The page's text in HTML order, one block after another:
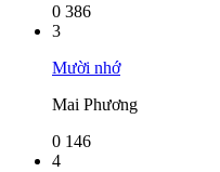
0 386
3
Mười nhớ
Mai Phương
0 146
4